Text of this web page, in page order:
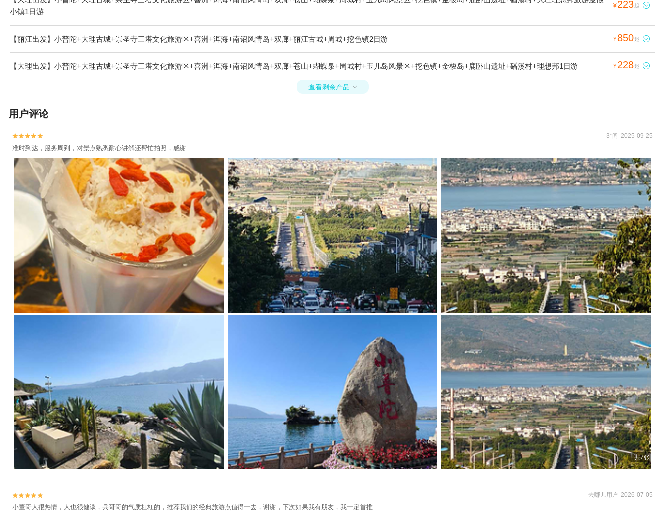
小镇1日游
¥ 223起 
【丽江出发】小普陀+大理古城+崇圣寺三塔文化旅游区+喜洲+洱海+南诏风情岛+双廊+丽江古城+周城+挖色镇2日游 ¥ 850起 
【大理出发】小普陀+大理古城+崇圣寺三塔文化旅游区+喜洲+洱海+南诏风情岛+双廊+苍山+蝴蝶泉+周城村+玉几岛风景区+挖色镇+金梭岛+鹿卧山遗址+磻溪村+理想邦1日游 ¥ 228起 
查看剩余产品 
用户评论

 3*间 2025-09-25
准时到达，服务周到，对景点熟悉耐心讲解还帮忙拍照，感谢
共7张

 去哪儿用户 2026-07-05
小董哥人很热情，人也很健谈，兵哥哥的气质杠杠的，推荐我们的经典旅游点值得一去，谢谢，下次如果我有朋友，我一定首推